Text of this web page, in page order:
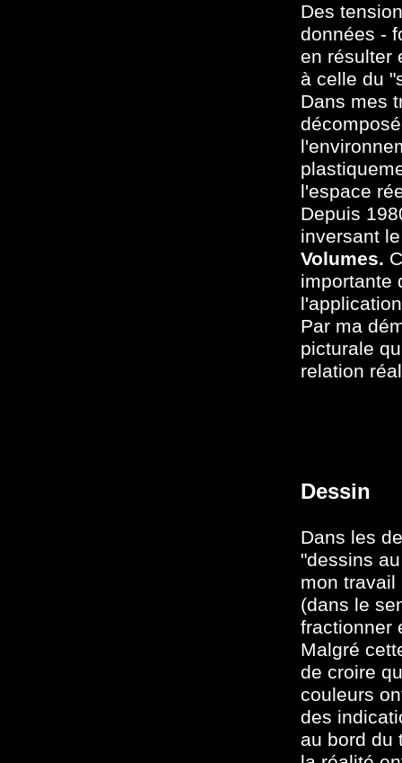
Des
données -
en résulter
à celle du
Dans mes
l'espace
Depuis
inversant
Volumes.
importante
Par ma
picturale
relation
Dessin
Dans les
"dessins
mon travail
(dans le
fractionner
Malgré
de croire
couleurs
des
au bord du